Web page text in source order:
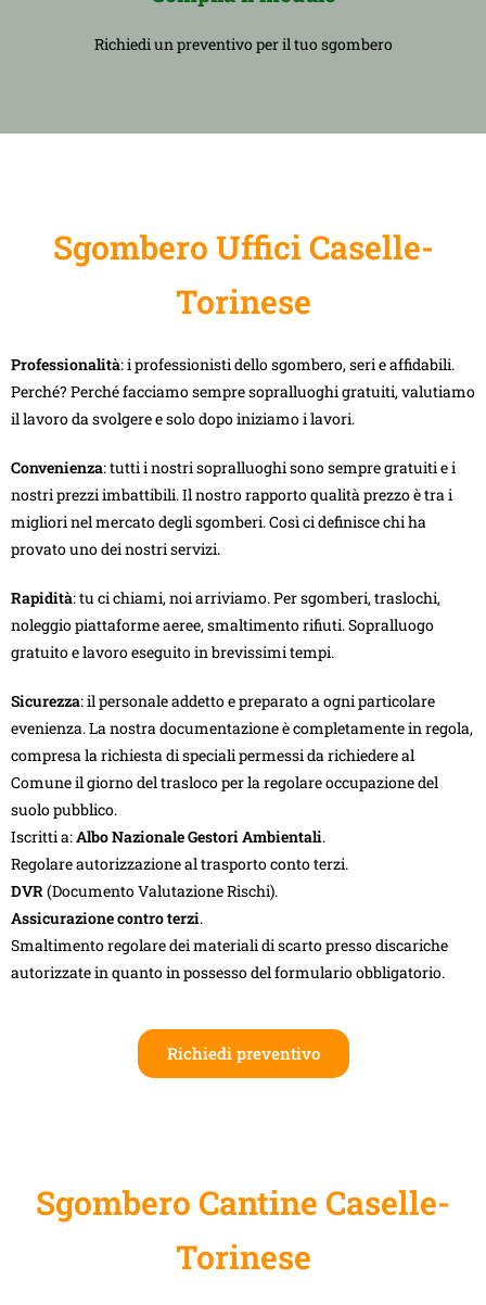
Richiedi un preventivo per il tuo sgombero
Sgombero Uffici Caselle-
Torinese
Professionalità: i professionisti dello sgombero, seri e affidabili.
Perché? Perché facciamo sempre sopralluoghi gratuiti, valutiamo
il lavoro da svolgere e solo dopo iniziamo i lavori.
Convenienza: tutti i nostri sopralluoghi sono sempre gratuiti e i
nostri prezzi imbattibili. Il nostro rapporto qualità prezzo è tra i
migliori nel mercato degli sgomberi. Così ci definisce chi ha
provato uno dei nostri servizi.
Rapidità: tu ci chiami, noi arriviamo. Per sgomberi, traslochi,
noleggio piattaforme aeree, smaltimento rifiuti. Sopralluogo
gratuito e lavoro eseguito in brevissimi tempi.
Sicurezza: il personale addetto e preparato a ogni particolare
evenienza. La nostra documentazione è completamente in regola,
compresa la richiesta di speciali permessi da richiedere al
Comune il giorno del trasloco per la regolare occupazione del
suolo pubblico.
Iscritti a:Albo Nazionale Gestori Ambientali.
Regolare autorizzazione al trasporto conto terzi.
DVR(Documento Valutazione Rischi).
Assicurazione contro terzi.
Smaltimento regolare dei materiali di scarto presso discariche
autorizzate in quanto in possesso del formulario obbligatorio.
Richiedi preventivo
Sgombero Cantine Caselle-
Torinese